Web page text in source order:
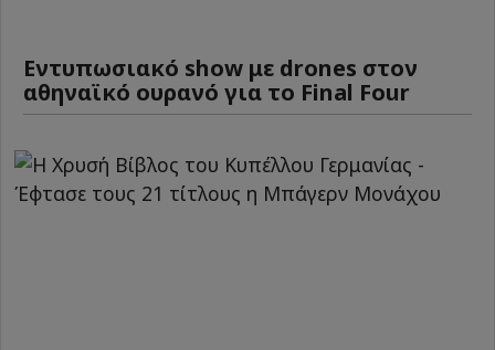
Εντυπωσιακό show με drones στον
αθηναϊκό ουρανό για το Final Four